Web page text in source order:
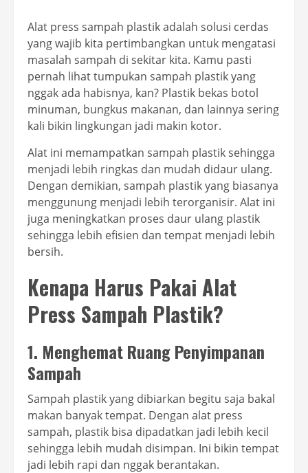
Alat press sampah plastik adalah solusi cerdas
yang wajib kita pertimbangkan untuk mengatasi
masalah sampah di sekitar kita. Kamu pasti
pernah lihat tumpukan sampah plastik yang
nggak ada habisnya, kan? Plastik bekas botol
minuman, bungkus makanan, dan lainnya sering
kali bikin lingkungan jadi makin kotor.
Alat ini memampatkan sampah plastik sehingga
menjadi lebih ringkas dan mudah didaur ulang.
Dengan demikian, sampah plastik yang biasanya
menggunung menjadi lebih terorganisir. Alat ini
juga meningkatkan proses daur ulang plastik
sehingga lebih efisien dan tempat menjadi lebih
bersih.
Kenapa Harus Pakai Alat
Press Sampah Plastik?
1. Menghemat Ruang Penyimpanan
Sampah
Sampah plastik yang dibiarkan begitu saja bakal
makan banyak tempat. Dengan alat press
sampah, plastik bisa dipadatkan jadi lebih kecil
sehingga lebih mudah disimpan. Ini bikin tempat
jadi lebih rapi dan nggak berantakan.